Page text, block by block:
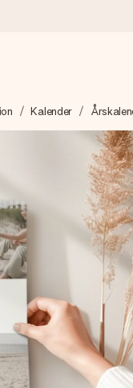
den blixtsnabbt
när det betyder som
på Google
– med hennes
verkligen berör
kärlek för stunden.
Kalender